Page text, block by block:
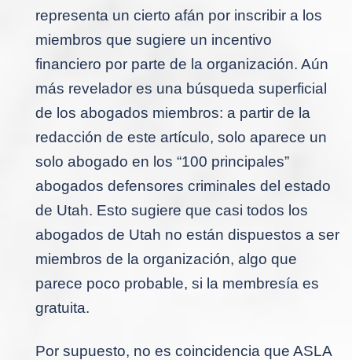
representa un cierto afán por inscribir a los
miembros que sugiere un incentivo
financiero por parte de la organización. Aún
más revelador es una búsqueda superficial
de los abogados miembros: a partir de la
redacción de este artículo, solo aparece un
solo abogado en los “100 principales”
abogados defensores criminales del estado
de Utah. Esto sugiere que casi todos los
abogados de Utah no están dispuestos a ser
miembros de la organización, algo que
parece poco probable, si la membresía es
gratuita.
Por supuesto, no es coincidencia que ASLA